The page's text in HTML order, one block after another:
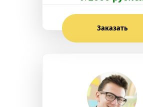
Заказать